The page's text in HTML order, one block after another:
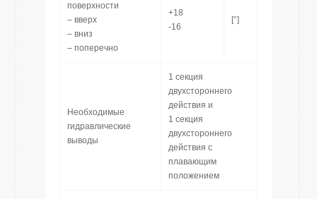
поверхности
– вверх
– вниз
– поперечно
+18
-16
[°]
Необходимые
гидравлические
выводы
1 секция
двухстороннего
действия и
1 секция
двухстороннего
действия с
плавающим
положением